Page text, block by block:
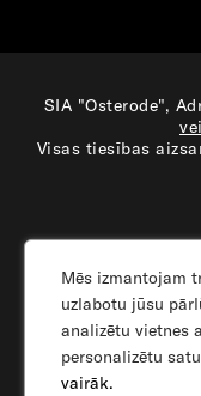
SIA "Osterode",
Visas tiesības
Samsonite
interese
Mēs izmantojam
uzlabotu jūsu
analizētu vietnes
personalizētu
vairāk.